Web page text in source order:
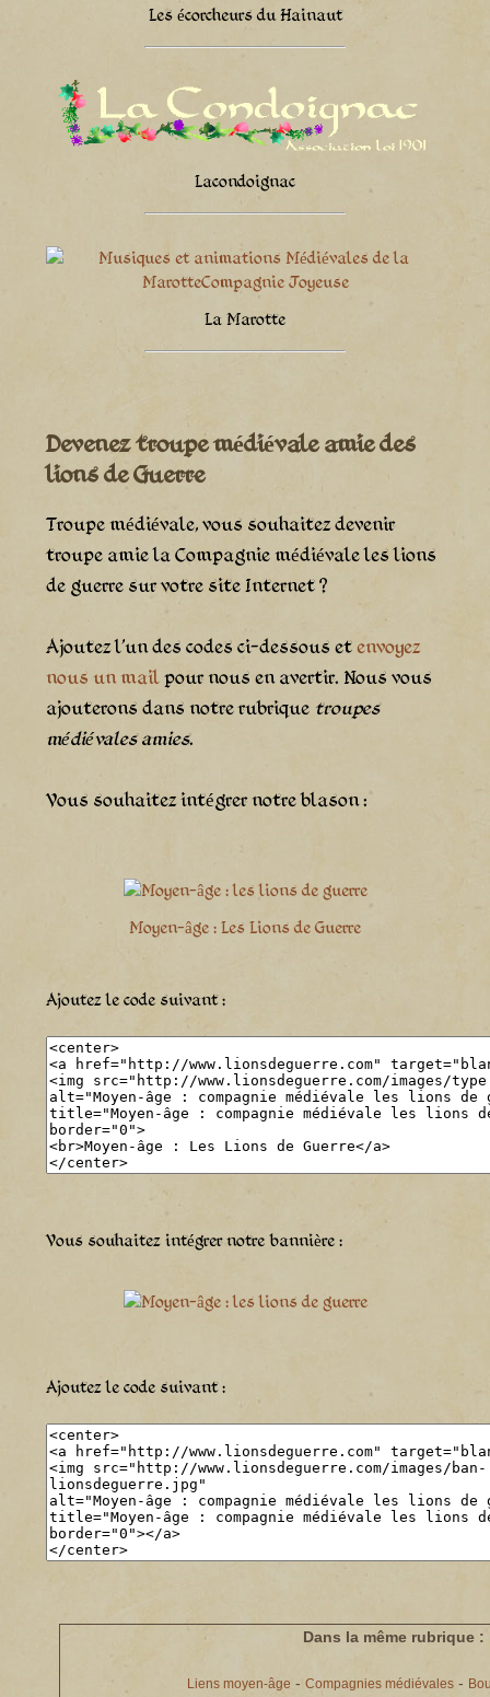
Les écorcheurs du Hainaut
Lacondoignac
La Marotte
Devenez troupe médiévale amie des
lions de Guerre
Troupe médiévale, vous souhaitez devenir
troupe amie la Compagnie médiévale les lions
de guerre sur votre site Internet ?
Ajoutez l'un des codes ci-dessous et envoyez
nous un mail pour nous en avertir. Nous vous
ajouterons dans notre rubrique troupes
médiévales amies.
Vous souhaitez intégrer notre blason :
Moyen-âge : Les Lions de Guerre
Ajoutez le code suivant :
Vous souhaitez intégrer notre bannière :
Ajoutez le code suivant :
Dans la même rubrique :
Liens moyen-âge - Compagnies médiévales-